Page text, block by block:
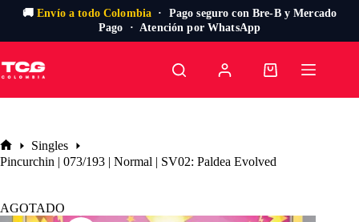
🚚Envío a todo Colombia · Pago seguro con Bre-B y Mercado
Pago · Atención por WhatsApp
al
contenido
Carro
Inicio
Singles
Pincurchin | 073/193 | Normal | SV02: Paldea Evolved
AGOTADO